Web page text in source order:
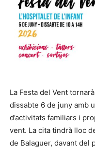
La Festa del Vent
dissabte 6 de juny amb
d’activitats familiars i
vent. La cita tindrà lloc
de Balaguer, davant del